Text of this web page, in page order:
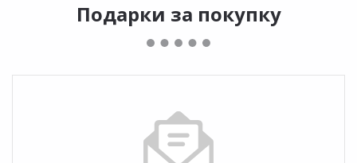
Подарки за покупку